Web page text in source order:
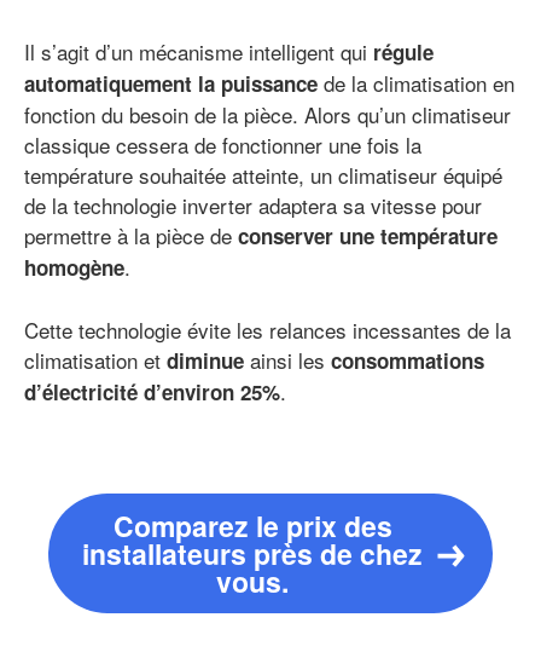
Il s’agit d’un mécanisme intelligent qui régule
automatiquement la puissance de la climatisation en
fonction du besoin de la pièce. Alors qu’un climatiseur
classique cessera de fonctionner une fois la
température souhaitée atteinte, un climatiseur équipé
de la technologie inverter adaptera sa vitesse pour
permettre à la pièce de conserver une température
homogène.
Cette technologie évite les relances incessantes de la
climatisation et diminue ainsi les consommations
d’électricité d’environ 25%.
Comparez le prix des
installateurs près de chez
vous.